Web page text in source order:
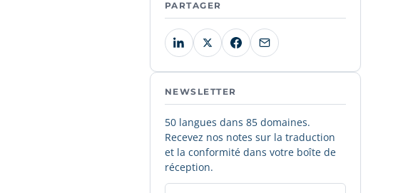
PARTAGER
NEWSLETTER
50 langues dans 85 domaines.
Recevez nos notes sur la traduction
et la conformité dans votre boîte de
réception.